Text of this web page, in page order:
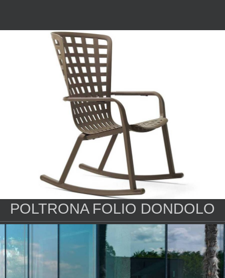
POLTRONA FOLIO DONDOLO